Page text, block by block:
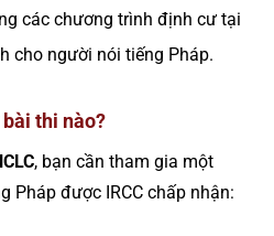
các chương trình định cư tại
cho người nói tiếng Pháp.
thi nào?
, bạn cần tham gia một
Pháp được IRCC chấp nhận: